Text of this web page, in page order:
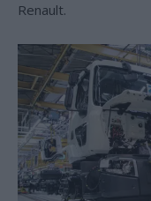
Renault.